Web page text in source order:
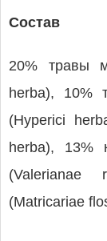
Состав
20% травы
herba), 10%
(Hyperici
herba), 13%
(Valerianaе
(Matricariae